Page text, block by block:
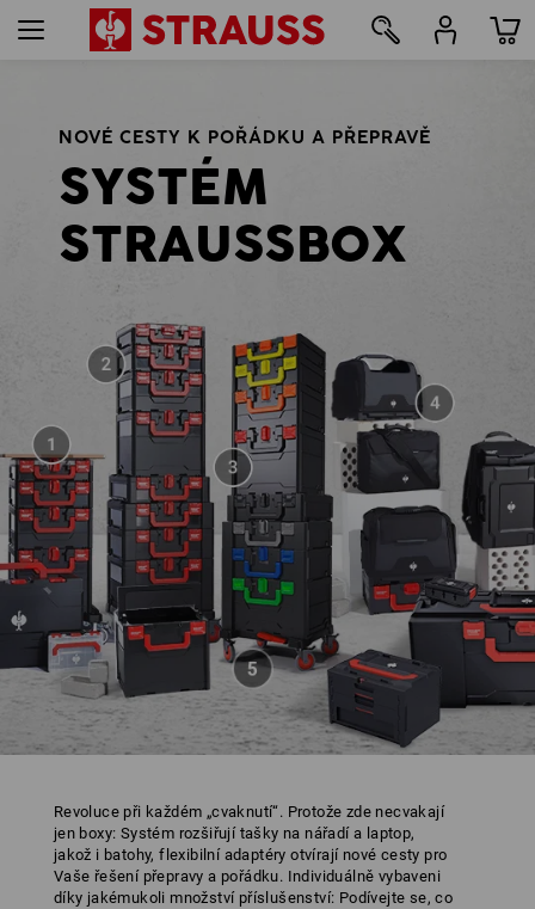
NOVÉ CESTY K POŘÁDKU A PŘEPRAVĚ
SYSTÉM
STRAUSSBOX
Revoluce při každém „cvaknutí“. Protože zde necvakají
jen boxy: Systém rozšiřují tašky na nářadí a laptop,
jakož i batohy, flexibilní adaptéry otvírají nové cesty pro
Vaše řešení přepravy a pořádku. Individuálně vybaveni
díky jakémukoli množství příslušenství: Podívejte se, co